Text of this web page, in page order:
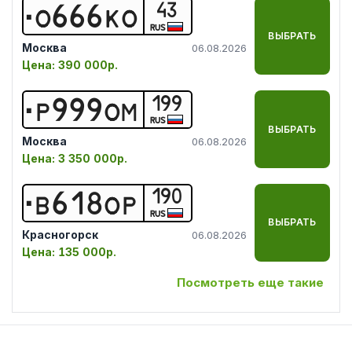
О666КО 43
RUS
Москва 06.08.2026
Цена: 390 000р.
ВЫБРАТЬ
Р999ОМ 199
RUS
Москва 06.08.2026
Цена: 3 350 000р.
ВЫБРАТЬ
В61 8ОР 190
RUS
Красногорск 06.08.2026
Цена: 135 000р.
ВЫБРАТЬ
Посмотреть еще такие